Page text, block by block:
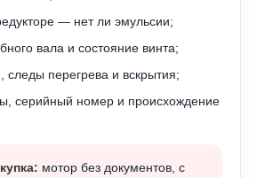
— нет ли эмульсии;
вала и состояние винта;
следы перегрева и вскрытия;
серийный номер и происхождение
мотор без документов, с